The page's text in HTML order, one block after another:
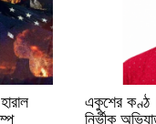
একুশের কণ্ঠ
নির্ভীক